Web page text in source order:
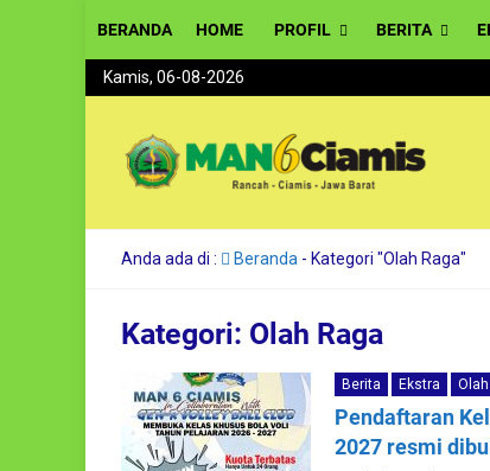
BERANDA HOME PROFIL BERITA
Kamis, 06-08-2026
Anda ada di : Beranda - Kategori "Olah Raga"
Kategori: Olah Raga
Berita Ekstra
Pendaftaran
2027 resmi